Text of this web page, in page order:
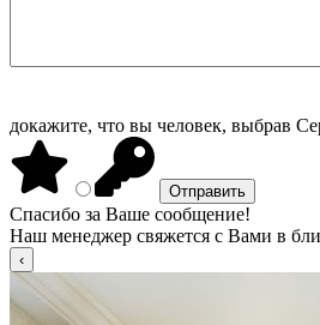
докажите, что вы человек, выбрав
Спасибо за Ваше сообщение!
Наш менеджер свяжется с Вами в